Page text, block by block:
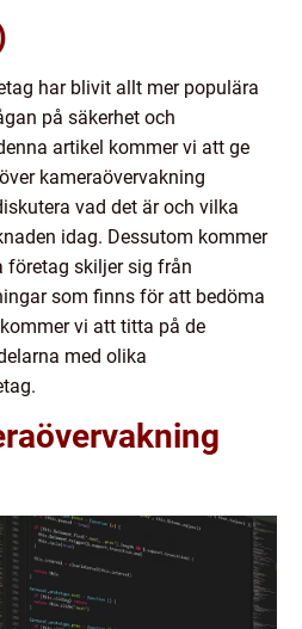
har blivit allt mer populära
på säkerhet och
artikel kommer vi att ge
kameraövervakning
vad det är och vilka
idag. Dessutom kommer
företag skiljer sig från
som finns för att bedöma
vi att titta på de
med olika